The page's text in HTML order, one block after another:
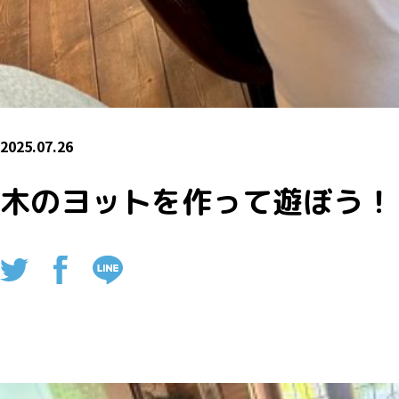
2025.07.26
木のヨットを作って遊ぼう！